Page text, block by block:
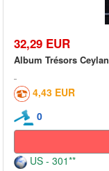
32,29 EUR
Album Trésors
4,43 EUR
0
US - 301**